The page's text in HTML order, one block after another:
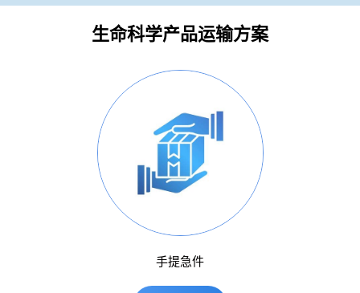
生命科学产品运输方案
手提急件